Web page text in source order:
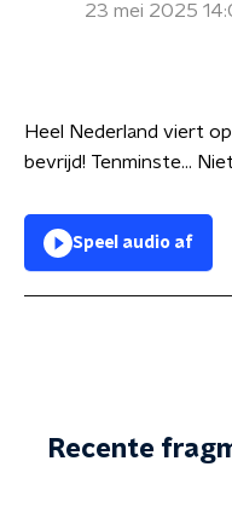
23 mei 2025
Heel Nederland viert
bevrijd! Tenminste...
Speel audio af
Recente